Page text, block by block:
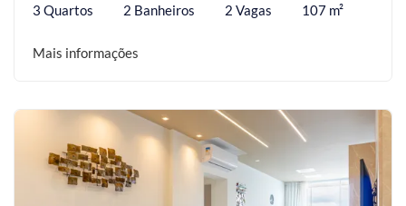
3 Quartos 2 Banheiros 2 Vagas 107 m²
Mais informações